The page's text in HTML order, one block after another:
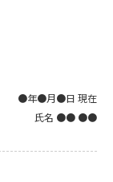
●年●月●日 現在
氏名 ●● ●●